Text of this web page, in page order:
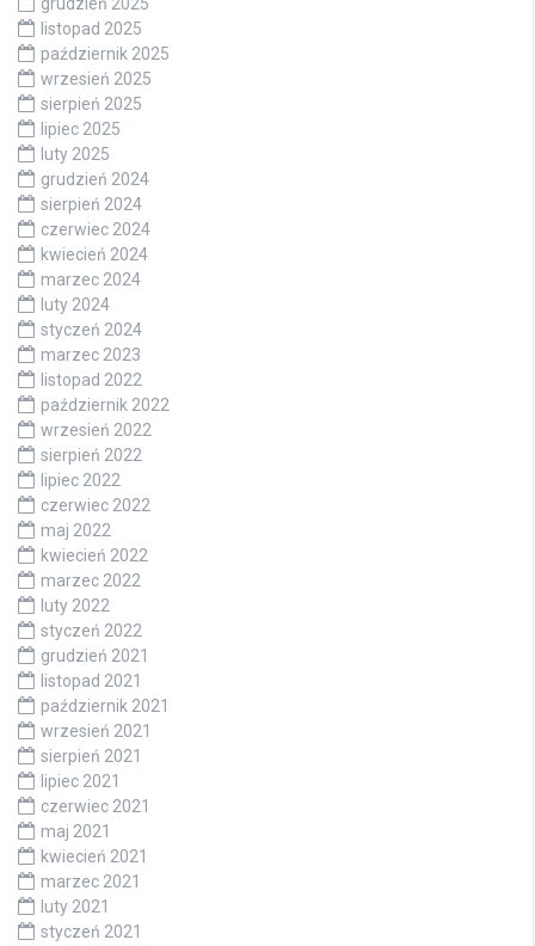
grudzień 2025
listopad 2025
październik 2025
wrzesień 2025
sierpień 2025
lipiec 2025
luty 2025
grudzień 2024
sierpień 2024
czerwiec 2024
kwiecień 2024
marzec 2024
luty 2024
styczeń 2024
marzec 2023
listopad 2022
październik 2022
wrzesień 2022
sierpień 2022
lipiec 2022
czerwiec 2022
maj 2022
kwiecień 2022
marzec 2022
luty 2022
styczeń 2022
grudzień 2021
listopad 2021
październik 2021
wrzesień 2021
sierpień 2021
lipiec 2021
czerwiec 2021
maj 2021
kwiecień 2021
marzec 2021
luty 2021
styczeń 2021